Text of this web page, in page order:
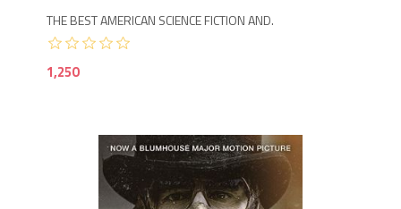
THE BEST AMERICAN SCIENCE FICTION AND.
1,250